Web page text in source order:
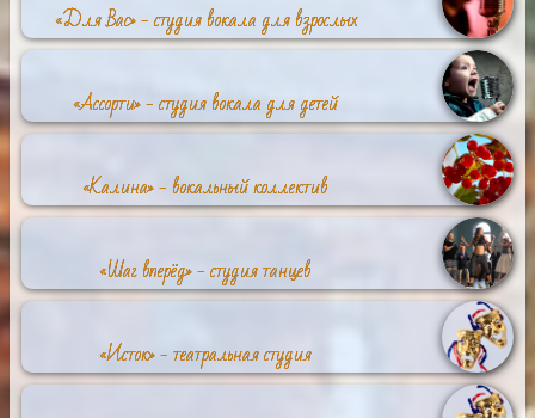
«Для Вас» - студия вокала для взрослых
«Ассорти» - студия вокала для детей
«Калина» - вокальный коллектив
«Шаг вперёд» - студия танцев
«Исток» - театральная студия